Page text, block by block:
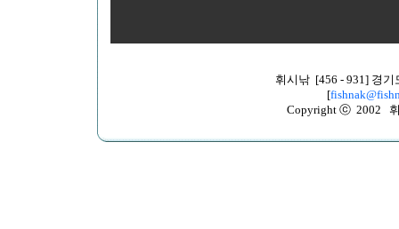
휘시낚 [456 - 931] 경
[
Copyright ⓒ 2002